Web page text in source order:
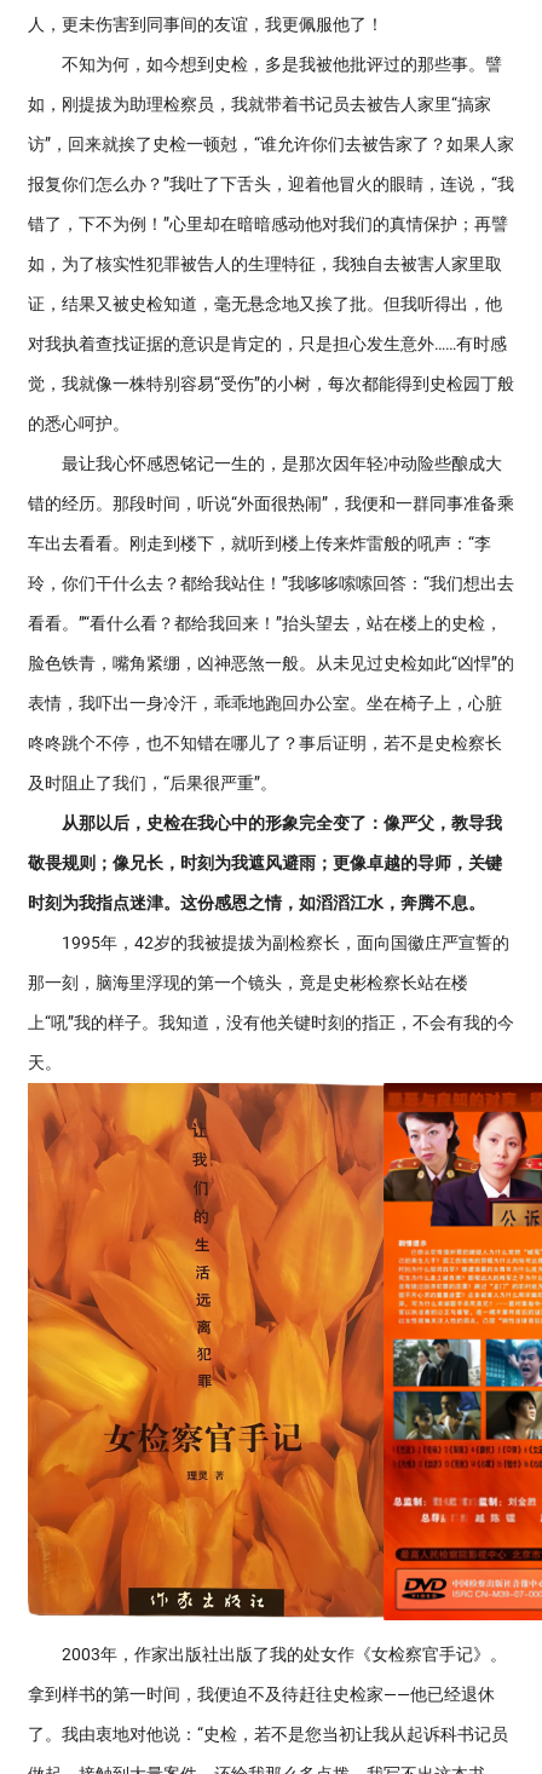
人，更未伤害到同事间的友谊，我更佩服他了！
不知为何，如今想到史检，多是我被他批评过的那些事。譬
如，刚提拔为助理检察员，我就带着书记员去被告人家里“搞家
访”，回来就挨了史检一顿尅，“谁允许你们去被告家了？如果人家
报复你们怎么办？”我吐了下舌头，迎着他冒火的眼睛，连说，“我
错了，下不为例！”心里却在暗暗感动他对我们的真情保护；再譬
如，为了核实性犯罪被告人的生理特征，我独自去被害人家里取
证，结果又被史检知道，毫无悬念地又挨了批。但我听得出，他
对我执着查找证据的意识是肯定的，只是担心发生意外……有时感
觉，我就像一株特别容易“受伤”的小树，每次都能得到史检园丁般
的悉心呵护。
最让我心怀感恩铭记一生的，是那次因年轻冲动险些酿成大
错的经历。那段时间，听说“外面很热闹”，我便和一群同事准备乘
车出去看看。刚走到楼下，就听到楼上传来炸雷般的吼声：“李
玲，你们干什么去？都给我站住！”我哆哆嗦嗦回答：“我们想出去
看看。”“看什么看？都给我回来！”抬头望去，站在楼上的史检，
脸色铁青，嘴角紧绷，凶神恶煞一般。从未见过史检如此“凶悍”的
表情，我吓出一身冷汗，乖乖地跑回办公室。坐在椅子上，心脏
咚咚跳个不停，也不知错在哪儿了？事后证明，若不是史检察长
及时阻止了我们，“后果很严重”。
从那以后，史检在我心中的形象完全变了：像严父，教导我
敬畏规则；像兄长，时刻为我遮风避雨；更像卓越的导师，关键
时刻为我指点迷津。这份感恩之情，如滔滔江水，奔腾不息。
1995年，42岁的我被提拔为副检察长，面向国徽庄严宣誓的
那一刻，脑海里浮现的第一个镜头，竟是史彬检察长站在楼
上“吼”我的样子。我知道，没有他关键时刻的指正，不会有我的今
天。
2003年，作家出版社出版了我的处女作《女检察官手记》。
拿到样书的第一时间，我便迫不及待赶往史检家——他已经退休
了。我由衷地对他说：“史检，若不是您当初让我从起诉科书记员